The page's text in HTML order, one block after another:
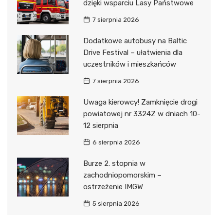
dzięki wsparciu Lasy Państwowe
7 sierpnia 2026
Dodatkowe autobusy na Baltic
Drive Festival – ułatwienia dla
uczestników i mieszkańców
7 sierpnia 2026
Uwaga kierowcy! Zamknięcie drogi
powiatowej nr 3324Z w dniach 10-
12 sierpnia
6 sierpnia 2026
Burze 2. stopnia w
zachodniopomorskim –
ostrzeżenie IMGW
5 sierpnia 2026